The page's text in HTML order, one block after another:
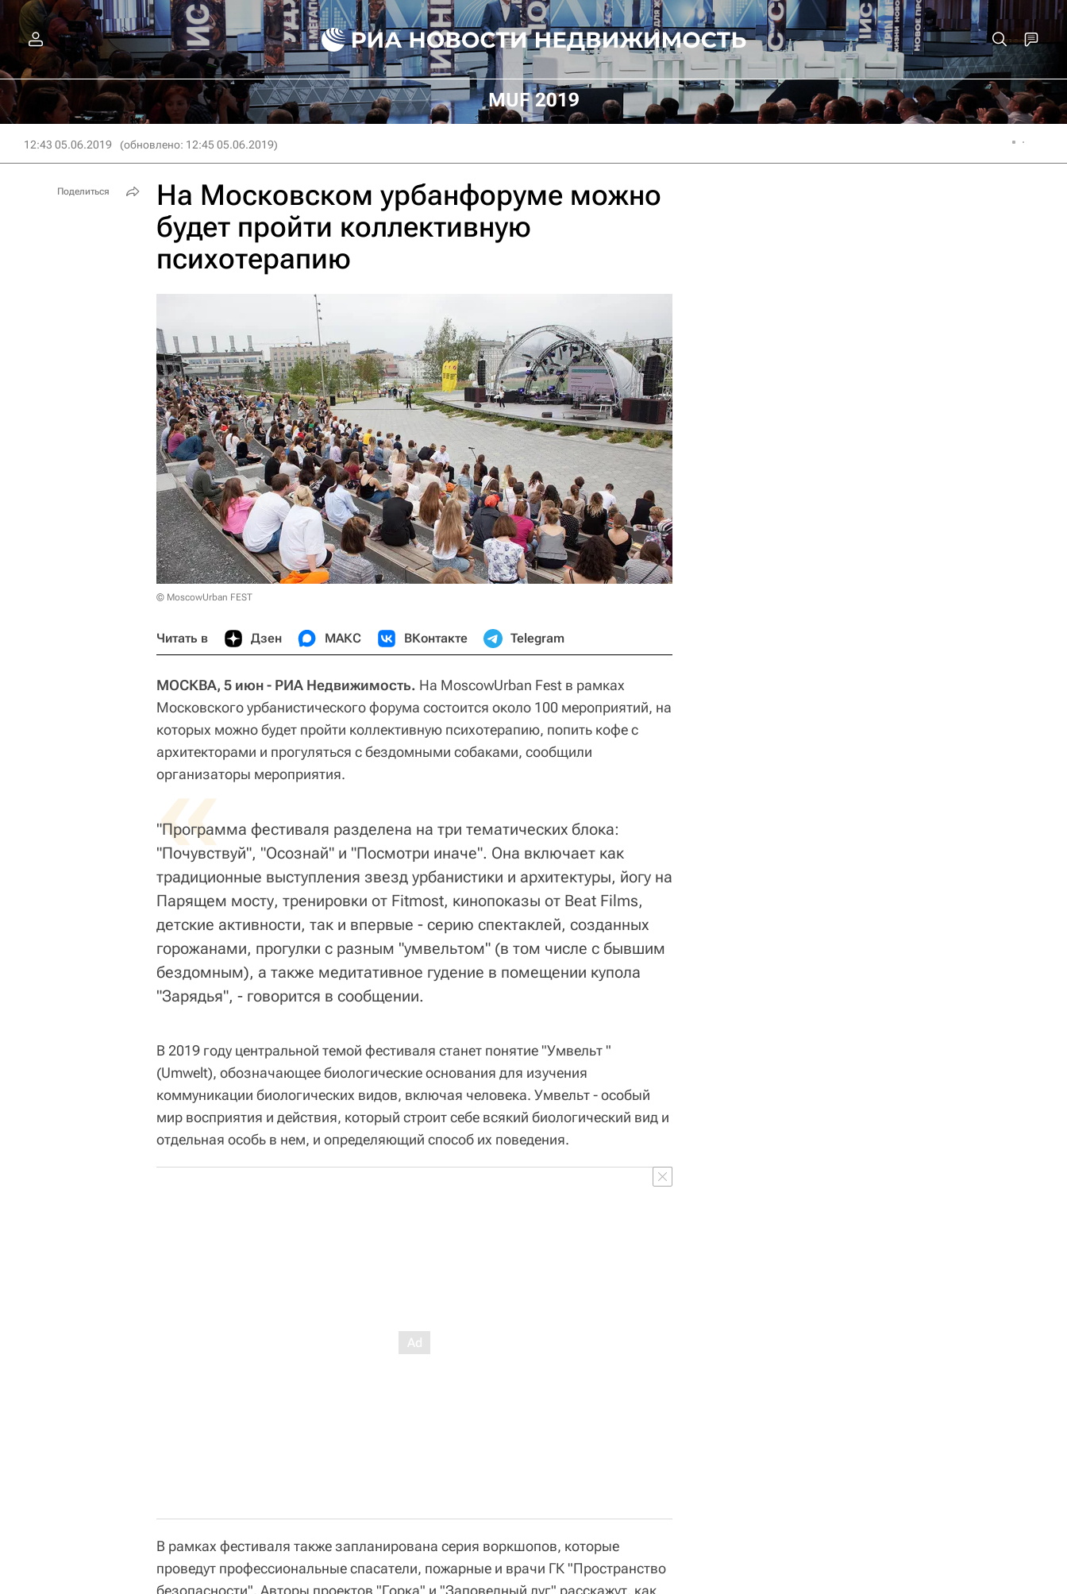
MUF 2019
12:43 05.06.2019 (обновлено: 12:45 05.06.2019)
На Московском урбанфоруме можно
будет пройти коллективную
психотерапию
© MoscowUrban FEST
Читать в Дзен МАКС ВКонтакте Telegram
МОСКВА, 5 июн - РИА Недвижимость. На MoscowUrban Fest в рамках
Московского урбанистического форума состоится около 100 мероприятий, на
которых можно будет пройти коллективную психотерапию, попить кофе с
архитекторами и прогуляться с бездомными собаками, сообщили
организаторы мероприятия.
«
"Программа фестиваля разделена на три тематических блока:
"Почувствуй", "Осознай" и "Посмотри иначе". Она включает как
традиционные выступления звезд урбанистики и архитектуры, йогу на
Парящем мосту, тренировки от Fitmost, кинопоказы от Beat Films,
детские активности, так и впервые - серию спектаклей, созданных
горожанами, прогулки с разным "умвельтом" (в том числе с бывшим
бездомным), а также медитативное гудение в помещении купола
"Зарядья", - говорится в сообщении.
В 2019 году центральной темой фестиваля станет понятие "Умвельт "
(Umwelt), обозначающее биологические основания для изучения
коммуникации биологических видов, включая человека. Умвельт - особый
мир восприятия и действия, который строит себе всякий биологический вид и
отдельная особь в нем, и определяющий способ их поведения.
В рамках фестиваля также запланирована серия воркшопов, которые
проведут профессиональные спасатели, пожарные и врачи ГК "Пространство
безопасности". Авторы проектов "Горка" и "Заповедный луг" расскажут, как
Поделиться